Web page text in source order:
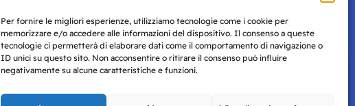
Per fornire le migliori esperienze, utilizziamo tecnologie come i cookie per
memorizzare e/o accedere alle informazioni del dispositivo. Il consenso a queste
tecnologie ci permetterà di elaborare dati come il comportamento di navigazione o
ID unici su questo sito. Non acconsentire o ritirare il consenso può influire
negativamente su alcune caratteristiche e funzioni.